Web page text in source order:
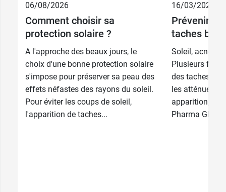
06/08/2026
Comment choisir sa
protection solaire ?
A l'approche des beaux jours, le
choix d'une bonne protection solaire
s'impose pour préserver sa peau des
effets néfastes des rayons du soleil.
Pour éviter les coups de soleil,
l'apparition de taches...
16/03/2026
Prévenir et
taches
Soleil, acné,
Plusieurs
des taches
les atténuer et
apparition, les
Pharma GDD